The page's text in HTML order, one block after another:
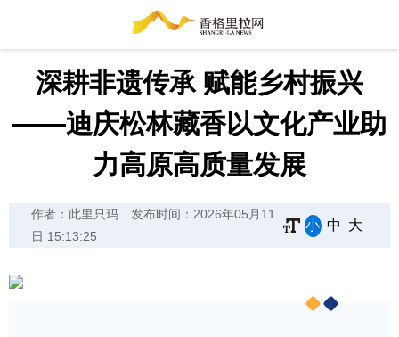
深耕非遗传承 赋能乡村振兴
——迪庆松林藏香以文化产业助
力高原高质量发展
作者：此里只玛
发布时间：2026年05月11
日 15:13:25
小 中 大